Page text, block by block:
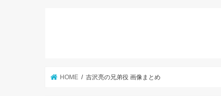
HOME 吉沢亮の兄弟役 画像まとめ